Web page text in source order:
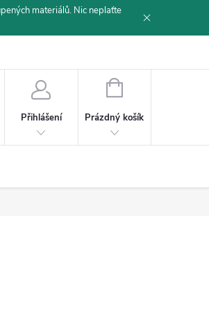
materiálů. Nic neplaťte
Přihlášení
NÁKUPNÍ
Prázdný košík